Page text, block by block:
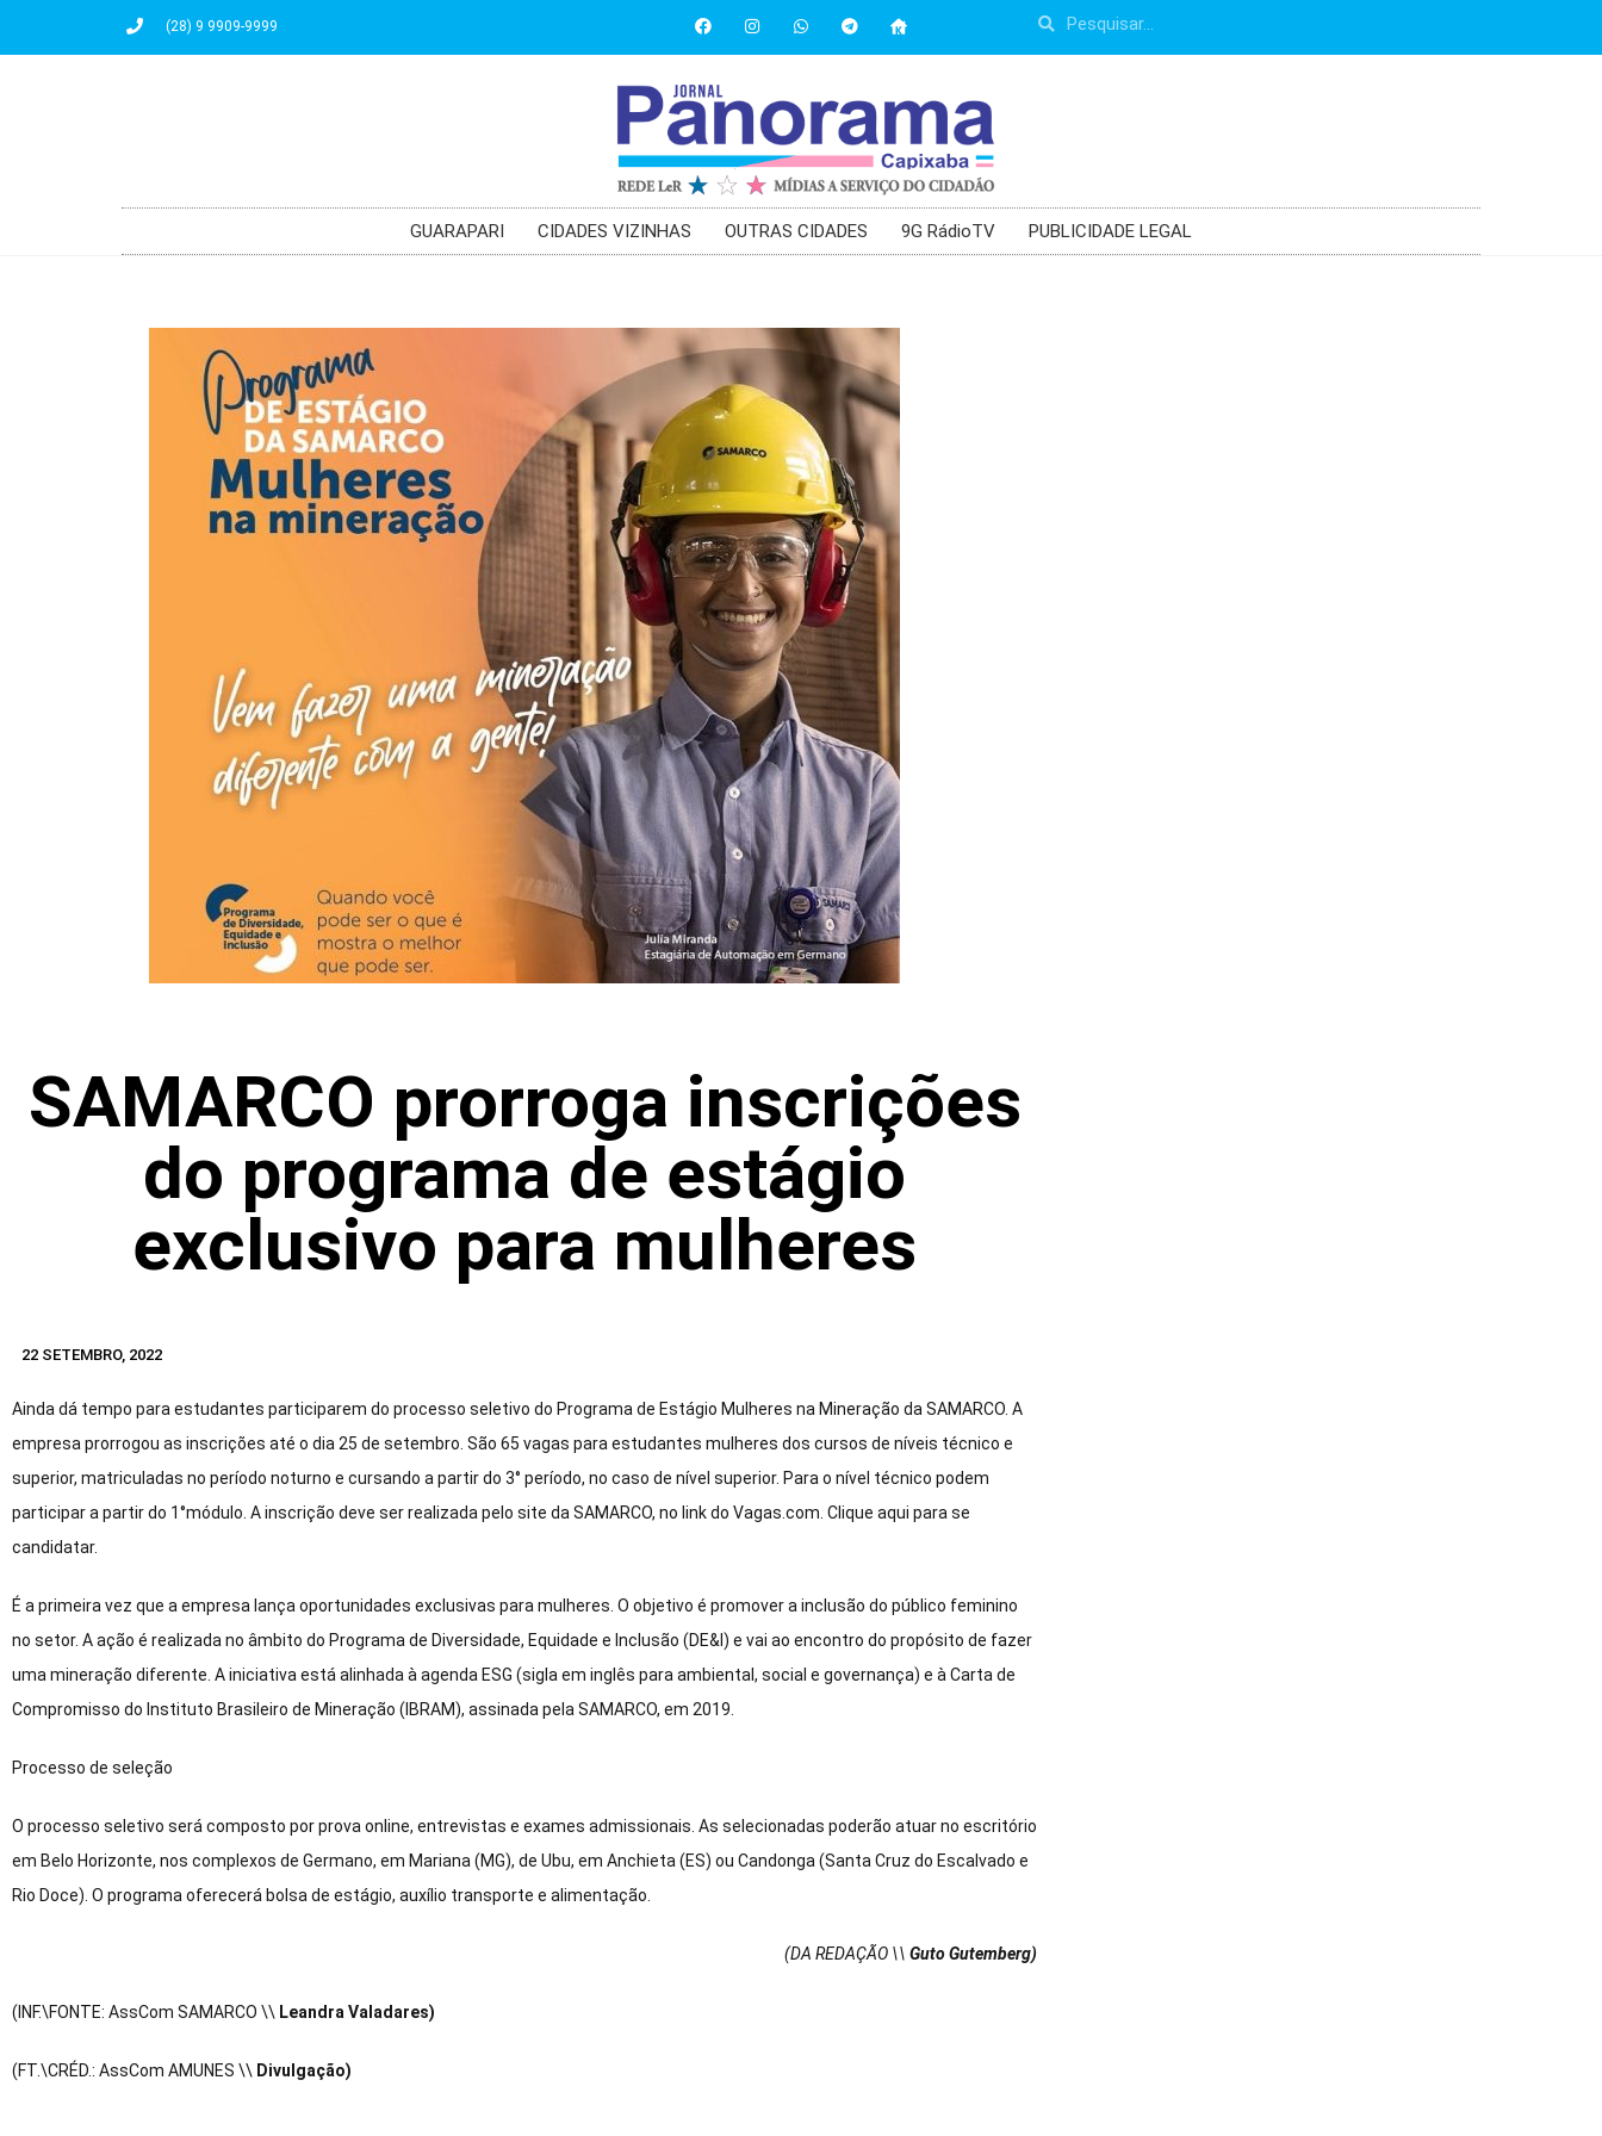
(28) 9 9909-9999
GUARAPARI CIDADES VIZINHAS OUTRAS CIDADES 9G RádioTV PUBLICIDADE LEGAL
SAMARCO prorroga inscrições
do programa de estágio
exclusivo para mulheres
22 SETEMBRO, 2022
Ainda dá tempo para estudantes participarem do processo seletivo do Programa de Estágio Mulheres na Mineração da SAMARCO. A
empresa prorrogou as inscrições até o dia 25 de setembro. São 65 vagas para estudantes mulheres dos cursos de níveis técnico e
superior, matriculadas no período noturno e cursando a partir do 3° período, no caso de nível superior. Para o nível técnico podem
participar a partir do 1°módulo. A inscrição deve ser realizada pelo site da SAMARCO, no link do Vagas.com. Clique aqui para se
candidatar.
É a primeira vez que a empresa lança oportunidades exclusivas para mulheres. O objetivo é promover a inclusão do público feminino
no setor. A ação é realizada no âmbito do Programa de Diversidade, Equidade e Inclusão (DE&I) e vai ao encontro do propósito de fazer
uma mineração diferente. A iniciativa está alinhada à agenda ESG (sigla em inglês para ambiental, social e governança) e à Carta de
Compromisso do Instituto Brasileiro de Mineração (IBRAM), assinada pela SAMARCO, em 2019.
Processo de seleção
O processo seletivo será composto por prova online, entrevistas e exames admissionais. As selecionadas poderão atuar no escritório
em Belo Horizonte, nos complexos de Germano, em Mariana (MG), de Ubu, em Anchieta (ES) ou Candonga (Santa Cruz do Escalvado e
Rio Doce). O programa oferecerá bolsa de estágio, auxílio transporte e alimentação.
(DA REDAÇÃO \\ Guto Gutemberg)
(INF.\FONTE: AssCom SAMARCO \\ Leandra Valadares)
(FT.\CRÉD.: AssCom AMUNES \\ Divulgação)